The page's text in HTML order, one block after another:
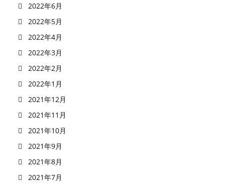
2022年6月
2022年5月
2022年4月
2022年3月
2022年2月
2022年1月
2021年12月
2021年11月
2021年10月
2021年9月
2021年8月
2021年7月